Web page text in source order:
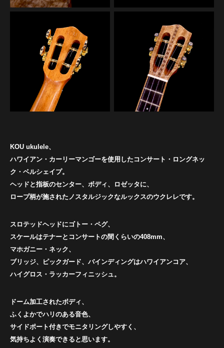
KOU ukulele、
ハワイアン・カーリーマンゴーを使用したコンサート・ロングネッ
ク・ベルシェイプ。
ヘッドと指板のセンター、ボディ、ロゼッタに、
ロープ柄が施されたノスタルジックなルックスのウクレレです。
スロテッドヘッドにゴトー・ペグ、
スケールはテナーとコンサートの間くらいの408mm、
マホガニー・ネック、
ブリッジ、ピックガード、バインディングはハワイアンコア、
ハイグロス・ラッカーフィニッシュ。
ドーム加工されたボディ、
ふくよかでハリのある音色、
サイドポート付きでモニタリングしやすく、
気持ちよく演奏できると思います。